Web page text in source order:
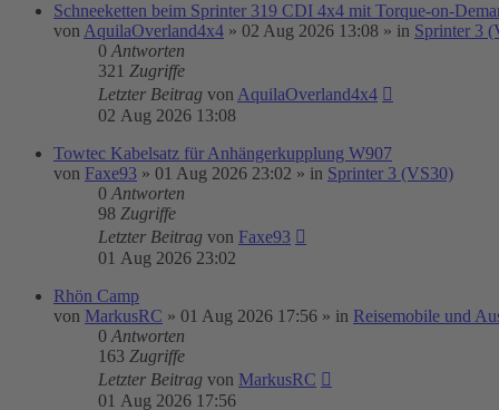
Schneeketten beim Sprinter 319 CDI 4x4 mit Torque-on-
von AquilaOverland4x4 » 02 Aug 2026 13:08 » in Sprinter 3
0 Antworten
321 Zugriffe
Letzter Beitrag von AquilaOverland4x4
02 Aug 2026 13:08
Towtec Kabelsatz für Anhängerkupplung W907
von Faxe93 » 01 Aug 2026 23:02 » in Sprinter 3 (VS30)
0 Antworten
98 Zugriffe
Letzter Beitrag von Faxe93
01 Aug 2026 23:02
Rhön Camp
von MarkusRC » 01 Aug 2026 17:56 » in Reisemobile und
0 Antworten
163 Zugriffe
Letzter Beitrag von MarkusRC
01 Aug 2026 17:56